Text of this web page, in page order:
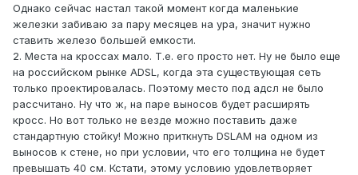
Однако сейчас настал такой момент когда маленькие
железки забиваю за пару месяцев на ура, значит нужно
ставить железо большей емкости.
2. Места на кроссах мало. Т.е. его просто нет. Ну не было еще
на российском рынке ADSL, когда эта существующая сеть
только проектировалась. Поэтому место под адсл не было
рассчитано. Ну что ж, на паре выносов будет расширять
кросс. Но вот только не везде можно поставить даже
стандартную стойку! Можно приткнуть DSLAM на одном из
выносов к стене, но при условии, что его толщина не будет
превышать 40 см. Кстати, этому условию удовлетворяет